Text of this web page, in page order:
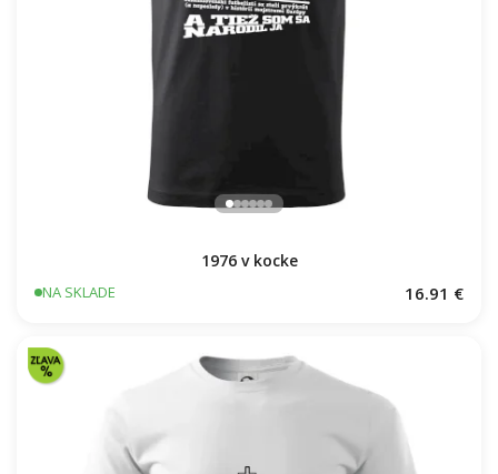
1976 v kocke
NA SKLADE 16.91 €